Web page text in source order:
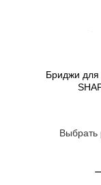
Бриджи
Выбрать